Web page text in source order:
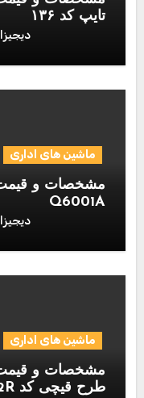
تایپ کد ۱۳۶
دیجیزا
ماشین های اداری
مشخصات و قیمت
Q6001A
دیجیزا
ماشین های اداری
مشخصات و قیمت
طرح قیچی کد 202R